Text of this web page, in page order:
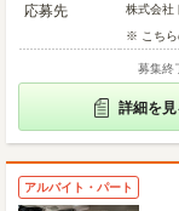
応募先
株式会
※ こちら
募集終
詳細を見
アルバイト・パート